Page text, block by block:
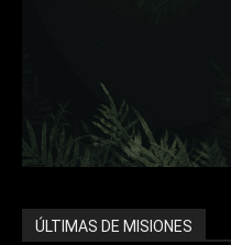
ÚLTIMAS DE MISIONES